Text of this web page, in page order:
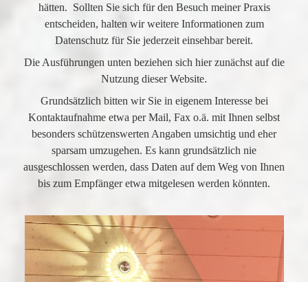
hätten. Sollten Sie sich für den Besuch meiner Praxis
entscheiden, halten wir weitere Informationen zum
Datenschutz für Sie jederzeit einsehbar bereit.
Die Ausführungen unten beziehen sich hier zunächst auf die
Nutzung dieser Website.
Grundsätzlich bitten wir Sie in eigenem Interesse bei
Kontaktaufnahme etwa per Mail, Fax o.ä. mit Ihnen selbst
besonders schützenswerten Angaben umsichtig und eher
sparsam umzugehen. Es kann grundsätzlich nie
ausgeschlossen werden, dass Daten auf dem Weg von Ihnen
bis zum Empfänger etwa mitgelesen werden könnten.